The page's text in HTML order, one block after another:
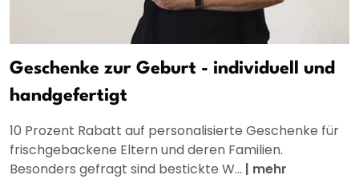
Geschenke zur Geburt - individuell und
handgefertigt
10 Prozent Rabatt auf personalisierte Geschenke für
frischgebackene Eltern und deren Familien.
Besonders gefragt sind bestickte W... | mehr